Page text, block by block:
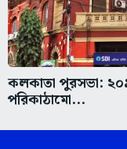
কলকাতা পুরসভা:
পরিকাঠামো...